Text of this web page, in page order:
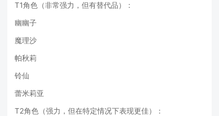
T1角色（非常强力，但有替代品）：
幽幽子
魔理沙
帕秋莉
铃仙
蕾米莉亚
T2角色（强力，但在特定情况下表现更佳）：